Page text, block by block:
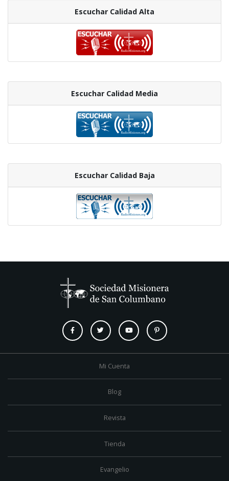
Escuchar Calidad Alta
Escuchar Calidad Media
Escuchar Calidad Baja
Mi Cuenta
Blog
Revista
Tienda
Evangelio